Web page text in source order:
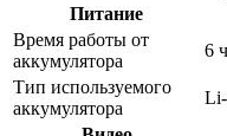
Питание
Время работы от
аккумулятора
6 ч
Тип используемого
аккумулятора